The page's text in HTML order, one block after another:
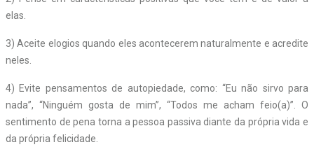
elas.
3) Aceite elogios quando eles acontecerem naturalmente e acredite
neles.
4) Evite pensamentos de autopiedade, como: “Eu não sirvo para
nada”, “Ninguém gosta de mim”, “Todos me acham feio(a)”. O
sentimento de pena torna a pessoa passiva diante da própria vida e
da própria felicidade.